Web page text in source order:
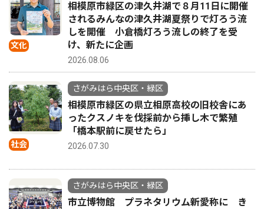
文化
相模原市緑区の津久井湖で８月11日に開催
されるみんなの津久井湖夏祭りで灯ろう流
しを開催 小倉橋灯ろう流しの終了を受
け、新たに企画
2026.08.06
社会
さがみはら中央区・緑区
相模原市緑区の県立相原高校の旧校舎にあ
ったクスノキを伐採前から挿し木で繁殖
「橋本駅前に戻せたら」
2026.07.30
さがみはら中央区・緑区
市立博物館 プラネタリウム新愛称に き